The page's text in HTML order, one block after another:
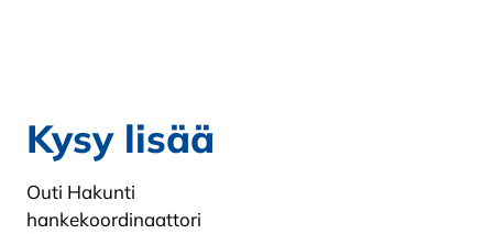
Kysy lisää
Outi Hakunti
hankekoordinaattori